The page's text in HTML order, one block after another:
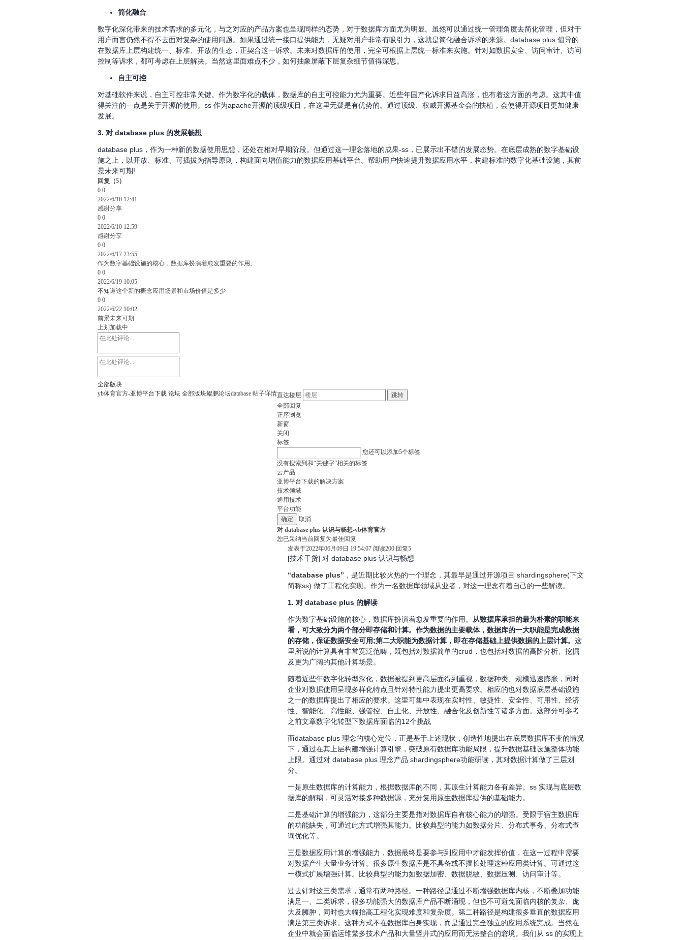
简化融合
数字化深化带来的技术需求的多元化，与之对应的产品方案也呈现同样的态势，对于数据库方面尤为明显。虽然可以通过统一管理角度去简化管理，但对于
用户而言仍然不得不去面对复杂的使用问题。如果通过统一接口提供能力，无疑对用户非常有吸引力，这就是简化融合诉求的来源。database plus 倡导的
在数据库上层构建统一、标准、开放的生态，正契合这一诉求。未来对数据库的使用，完全可根据上层统一标准来实施。针对如数据安全、访问审计、访问
控制等诉求，都可考虑在上层解决。当然这里面难点不少，如何抽象屏蔽下层复杂细节值得深思。
自主可控
对基础软件来说，自主可控非常关键。作为数字化的载体，数据库的自主可控能力尤为重要。近些年国产化诉求日益高涨，也有着这方面的考虑。这其中值
得关注的一点是关于开源的使用。ss 作为apache开源的顶级项目，在这里无疑是有优势的。通过顶级、权威开源基金会的扶植，会使得开源项目更加健康
发展。
3. 对 database plus 的发展畅想
database plus，作为一种新的数据使用思想，还处在相对早期阶段。但通过这一理念落地的成果-ss，已展示出不错的发展态势。在底层成熟的数字基础设
施之上，以开放、标准、可插拔为指导原则，构建面向增值能力的数据应用基础平台。帮助用户快速提升数据应用水平，构建标准的数字化基础设施，其前
景未来可期!
回复 （5）
0 0
2022/6/10 12:41
感谢分享
0 0
2022/6/10 12:59
感谢分享
0 0
2022/6/17 23:55
作为数字基础设施的核心，数据库扮演着愈发重要的作用。
0 0
2022/6/19 10:05
不知道这个新的概念应用场景和市场价值是多少
0 0
2022/6/22 10:02
前景未来可期
上划加载中
全部版块
yb体育官方-亚博平台下载 论坛 全部版块鲲鹏论坛database 帖子详情直达楼层
跳转
全部回复
正序浏览
新窗
关闭
标签
您还可以添加5个标签
没有搜索到和“关键字”相关的标签
云产品
亚博平台下载的解决方案
技术领域
通用技术
平台功能
取消
对 database plus 认识与畅想-yb体育官方
您已采纳当前回复为最佳回复
发表于2022年06月09日 19:54:07 阅读200 回复5
[技术干货] 对 database plus 认识与畅想
“database plus” ，是近期比较火热的一个理念，其最早是通过开源项目 shardingsphere(下文
简称ss) 做了工程化实现。作为一名数据库领域从业者，对这一理念有着自己的一些解读。
1. 对 database plus 的解读
作为数字基础设施的核心，数据库扮演着愈发重要的作用。 从数据库承担的最为朴素的职能来
看，可大致分为两个部分即存储和计算。作为数据的主要载体，数据库的一大职能是完成数据
的存储，保证数据安全可用;第二大职能为数据计算，即在存储基础上提供数据的上层计算。 这
里所说的计算具有非常宽泛范畴，既包括对数据简单的crud，也包括对数据的高阶分析、挖掘
及更为广阔的其他计算场景。
随着近些年数字化转型深化，数据被提到更高层面得到重视，数据种类、规模迅速膨胀，同时
企业对数据使用呈现多样化特点且针对特性能力提出更高要求。相应的也对数据底层基础设施
之一的数据库提出了相应的要求。这里可集中表现在实时性、敏捷性、安全性、可用性、经济
性、智能化、高性能、强管控、自主化、开放性、融合化及创新性等诸多方面。这部分可参考
之前文章数字化转型下数据库面临的12个挑战
而database plus 理念的核心定位，正是基于上述现状，创造性地提出在底层数据库不变的情况
下，通过在其上层构建增强计算引擎，突破原有数据库功能局限，提升数据基础设施整体功能
上限。通过对 database plus 理念产品 shardingsphere功能研读，其对数据计算做了三层划
分。
一是原生数据库的计算能力，根据数据库的不同，其原生计算能力各有差异。ss 实现与底层数
据库的解耦，可灵活对接多种数据源，充分复用原生数据库提供的基础能力。
二是基础计算的增强能力，这部分主要是指对数据库自有核心能力的增强。受限于宿主数据库
的功能缺失，可通过此方式增强其能力。比较典型的能力如数据分片、分布式事务、分布式查
询优化等。
三是数据应用计算的增强能力，数据最终是要参与到应用中才能发挥价值，在这一过程中需要
对数据产生大量业务计算。很多原生数据库是不具备或不擅长处理这种应用类计算。可通过这
一模式扩展增强计算。比较典型的能力如数据加密、数据脱敏、数据压测、访问审计等。
过去针对这三类需求，通常有两种路径。一种路径是通过不断增强数据库内核，不断叠加功能
满足一、二类诉求，很多功能强大的数据库产品不断涌现，但也不可避免面临内核的复杂、庞
大及臃肿，同时也大幅抬高工程化实现难度和复杂度。第二种路径是构建很多垂直的数据应用
满足第三类诉求。这种方式不在数据库自身实现，而是通过完全独立的应用系统完成。当然在
企业中就会面临运维繁多技术产品和大量竖井式的应用而无法整合的窘境。我们从 ss 的实现上